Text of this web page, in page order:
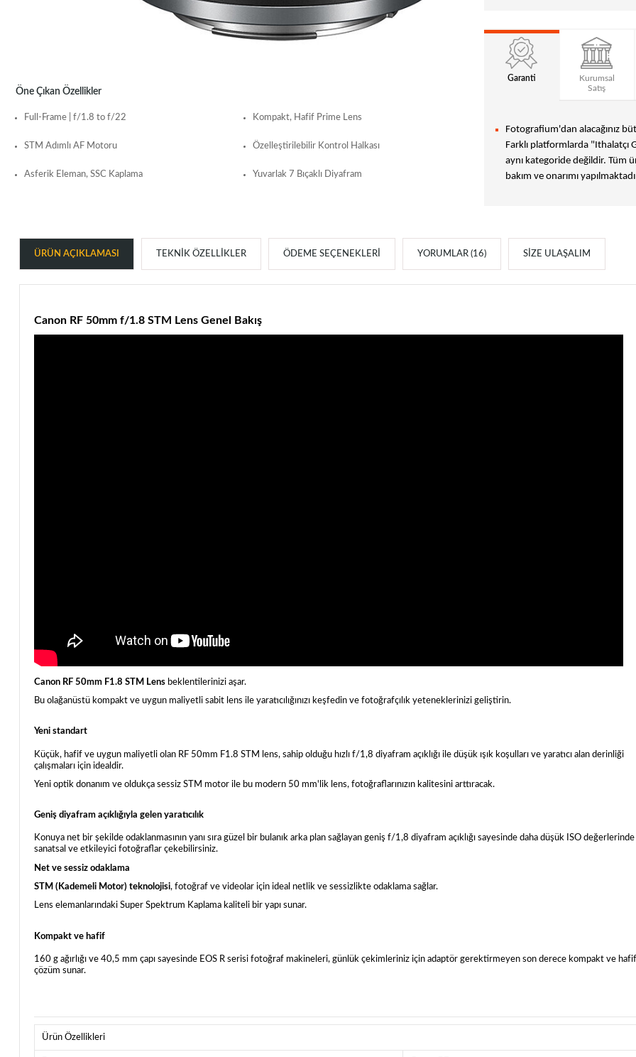
Öne Çıkan Özellikler
Full-Frame | f/1.8 to f/22 Kompakt, Hafif Prime Lens
STM Adımlı AF Motoru Özelleştirilebilir Kontrol Halkası
Asferik Eleman, SSC Kaplama Yuvarlak 7 Bıçaklı Diyafram
Garanti
Kurumsal
Satış
Fotografium'dan alacağınız
Farklı platformlarda "Ithalatçı
aynı kategoride değildir. Tüm
bakım ve onarımı
ÜRÜN AÇIKLAMASI TEKNIK ÖZELLIKLER ÖDEME SEÇENEKLERI YORUMLAR (16) SIZE ULAŞALIM
Canon RF 50mm f/1.8 STM Lens Genel Bakış
Canon RF 50mm F1.8 STM Lensbeklentilerinizi aşar.
Bu olağanüstü kompakt ve uygun maliyetli sabit lens ile yaratıcılığınızı keşfedin ve fotoğrafçılık yeteneklerinizi geliştirin.
Yeni standart
Küçük, hafif ve uygun maliyetli olan RF 50mm F1.8 STM lens, sahip olduğu hızlı f/1,8 diyafram açıklığı ile düşük ışık koşulları ve yaratıcı alan derinliği
çalışmaları için idealdir.
Yeni optik donanım ve oldukça sessiz STM motor ile bu modern 50 mm'lik lens, fotoğraflarınızın kalitesini arttıracak.
Geniş diyafram açıklığıyla gelen yaratıcılık
Konuya net bir şekilde odaklanmasının yanı sıra güzel bir bulanık arka plan sağlayan geniş f/1,8 diyafram açıklığı sayesinde daha düşük ISO değerlerinde
sanatsal ve etkileyici fotoğraflar çekebilirsiniz.
Net ve sessiz odaklama
STM (Kademeli Motor) teknolojisi, fotoğraf ve videolar için ideal netlik ve sessizlikte odaklama sağlar.
Lens elemanlarındaki Super Spektrum Kaplama kaliteli bir yapı sunar.
Kompakt ve hafif
160 g ağırlığı ve 40,5 mm çapı sayesinde EOS R serisi fotoğraf makineleri, günlük çekimleriniz için adaptör gerektirmeyen son derece kompakt ve
çözüm sunar.
Ürün Özellikleri